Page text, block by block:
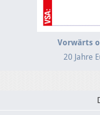
Vorwärts
20 Jahre